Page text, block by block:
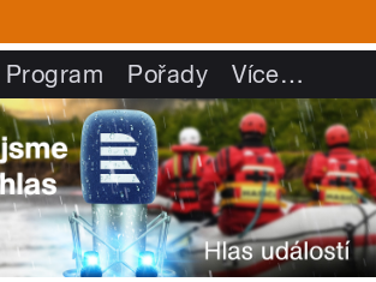
Program Pořady Více…